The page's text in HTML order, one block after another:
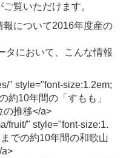
覧いただけます。
について2016年度産の
タにおいて、こんな情報
" style="font-size:1.2em;
約10年間の「すもも」
の推移</a>
fruit/" style="font-size:1.
での約10年間の和歌山
a>